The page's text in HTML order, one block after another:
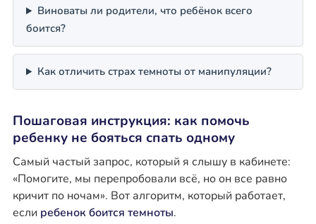
Виноваты ли родители, что ребёнок всего
боится?
Как отличить страх темноты от манипуляции?
Пошаговая инструкция: как помочь
ребенку не бояться спать одному
Самый частый запрос, который я слышу в кабинете:
«Помогите, мы перепробовали всё, но он все равно
кричит по ночам». Вот алгоритм, который работает,
если ребенок боится темноты.